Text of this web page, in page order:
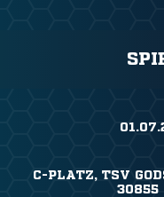
C-PLATZ, TSV
30855